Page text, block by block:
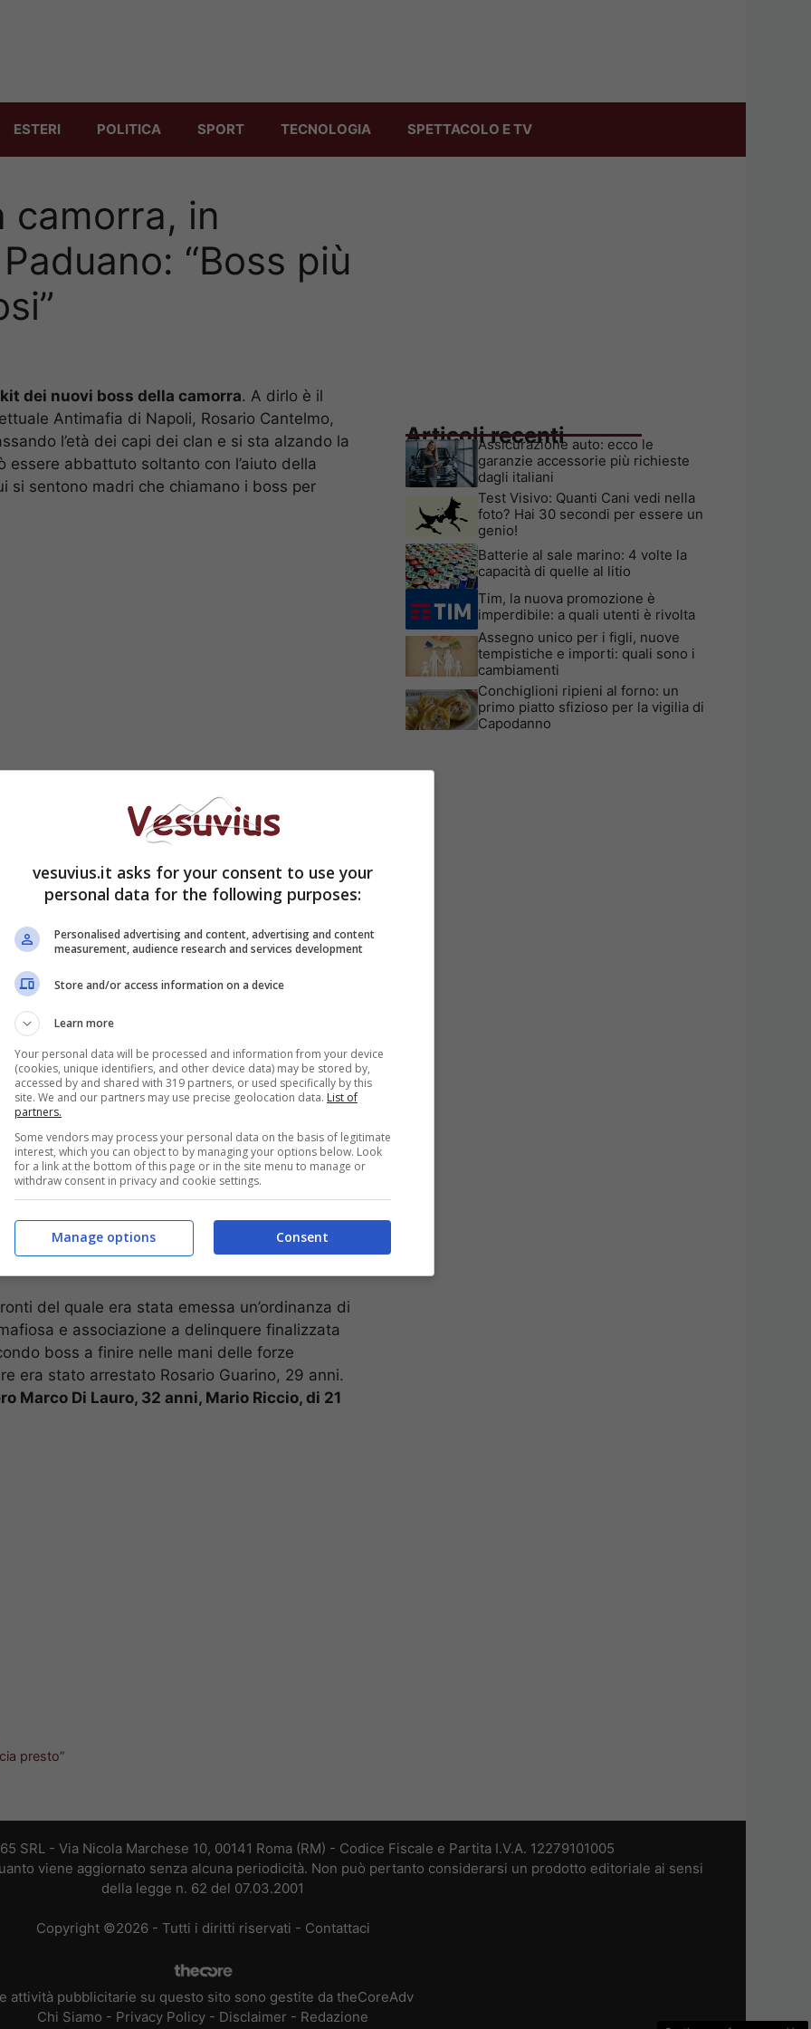
ESTERI POLITICA SPORT TECNOLOGIA SPETTACOLO E TV
camorra, in
“Boss più
dei nuovi boss della camorra. A dirlo è il
Antimafia di Napoli, Rosario Cantelmo,
l’età dei capi dei clan e si sta alzando la
essere abbattuto soltanto con l’aiuto della
si sentono madri che chiamano i boss per
conferenza in cui veniva illustrato l’arresto di
del clan Gionta di Torre Annunziata, arriva il
boss ritenuto a capo dell’omonimo clan,
di Scampia.
dai carabinieri del nucleo operativo Stella e
ricavato tra due pareti alle quali si poteva
apertura era regolata da un telecomando.Il
nuova faida di Scampia
e la sua foto era stata
dalle forze dell’ordine per ricevere un aiuto da
del quale era stata emessa un’ordinanza di
e associazione a delinquere finalizzata
boss a finire nelle mani delle forze
era stato arrestato Rosario Guarino, 29 anni.
Marco Di Lauro, 32 anni, Mario Riccio, di 21
presto”
Articoli recenti
Assicurazione auto: ecco le
garanzie accessorie più richieste
dagli italiani
Test Visivo: Quanti Cani vedi nella
foto? Hai 30 secondi per essere un
genio!
Batterie al sale marino: 4 volte la
capacità di quelle al litio
Tim, la nuova promozione è
imperdibile: a quali utenti è rivolta
Assegno unico per i figli, nuove
tempistiche e importi: quali sono i
cambiamenti
Conchiglioni ripieni al forno: un
primo piatto sfizioso per la vigilia di
Capodanno
SRL - Via Nicola Marchese 10, 00141 Roma (RM) - Codice Fiscale e Partita I.V.A. 12279101005
viene aggiornato senza alcuna periodicità. Non può pertanto considerarsi un prodotto editoriale ai sensi
della legge n. 62 del 07.03.2001
Copyright ©2026 - Tutti i diritti riservati - Contattaci
attività pubblicitarie su questo sito sono gestite da theCoreAdv
Chi Siamo - Privacy Policy - Disclaimer - Redazione
vesuvius.it asks for your consent to use your
personal data for the following purposes:
Personalised advertising and content, advertising and content
measurement, audience research and services development
Store and/or access information on a device
Learn more
Your personal data will be processed and information from your device
(cookies, unique identifiers, and other device data) may be stored by,
accessed by and shared with 319 partners, or used specifically by this
site. We and our partners may use precise geolocation data. List of
partners.
Some vendors may process your personal data on the basis of legitimate
interest, which you can object to by managing your options below. Look
for a link at the bottom of this page or in the site menu to manage or
withdraw consent in privacy and cookie settings.
Consent
Manage options